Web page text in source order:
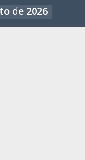
de 2026